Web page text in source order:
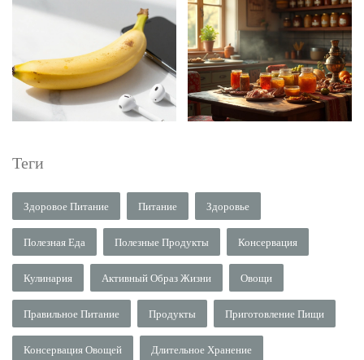
Теги
Здоровое Питание Питание Здоровье
Полезная Еда Полезные Продукты Консервация
Кулинария Активный Образ Жизни Овощи
Правильное Питание Продукты Приготовление Пищи
Консервация Овощей Длительное Хранение